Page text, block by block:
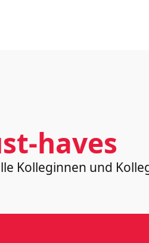
haves
Kolleginnen und